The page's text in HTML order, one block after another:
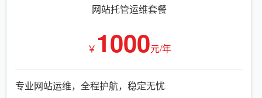
网站托管运维套餐
￥ 1000元/年
专业网站运维，全程护航，稳定无忧